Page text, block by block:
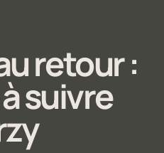
retour :
suivre